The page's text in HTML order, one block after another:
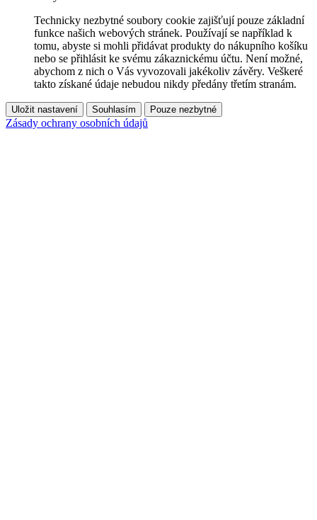
Technicky nezbytné soubory cookie zajišťují pouze základní
funkce našich webových stránek. Používají se například k
tomu, abyste si mohli přidávat produkty do nákupního košíku
nebo se přihlásit ke svému zákaznickému účtu. Není možné,
abychom z nich o Vás vyvozovali jakékoliv závěry. Veškeré
takto získané údaje nebudou nikdy předány třetím stranám.
Uložit nastavení Souhlasím Pouze nezbytné
Zásady ochrany osobních údajů